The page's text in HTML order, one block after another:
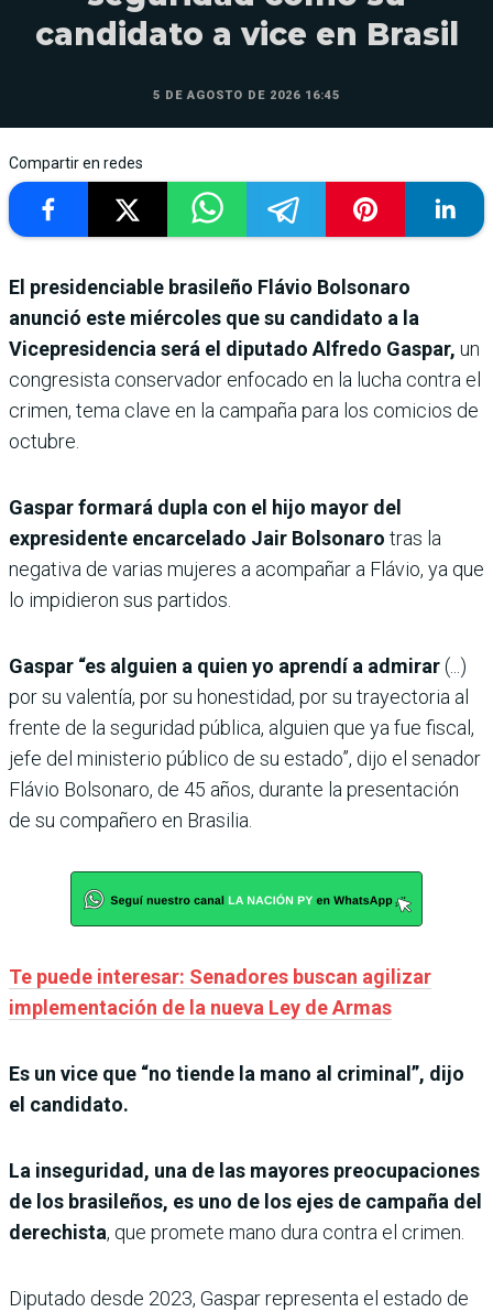
candidato a vice en Brasil
5 DE AGOSTO DE 2026 16:45
Compartir en redes
El presidenciable brasileño Flávio Bolsonaro
anunció este miércoles que su candidato a la
Vicepresidencia será el diputado Alfredo Gaspar, un
congresista conservador enfocado en la lucha contra el
crimen, tema clave en la campaña para los comicios de
octubre.
Gaspar formará dupla con el hijo mayor del
expresidente encarcelado Jair Bolsonaro tras la
negativa de varias mujeres a acompañar a Flávio, ya que
lo impidieron sus partidos.
Gaspar “es alguien a quien yo aprendí a admirar(...)
por su valentía, por su honestidad, por su trayectoria al
frente de la seguridad pública, alguien que ya fue fiscal,
jefe del ministerio público de su estado”, dijo el senador
Flávio Bolsonaro, de 45 años, durante la presentación
de su compañero en Brasilia.
Te puede interesar: Senadores buscan agilizar
implementación de la nueva Ley de Armas
Es un vice que “no tiende la mano al criminal”, dijo
el candidato.
La inseguridad, una de las mayores preocupaciones
de los brasileños, es uno de los ejes de campaña del
derechista, que promete mano dura contra el crimen.
Diputado desde 2023, Gaspar representa el estado de